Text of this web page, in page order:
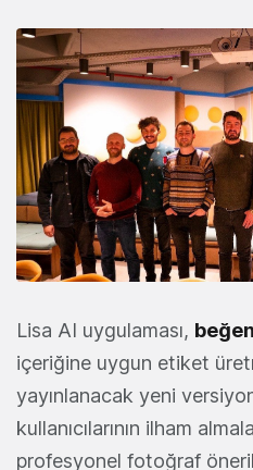
Lisa AI uygulaması,
içeriğine uygun etiket
yayınlanacak yeni
kullanıcılarının ilham
profesyonel fotoğraf